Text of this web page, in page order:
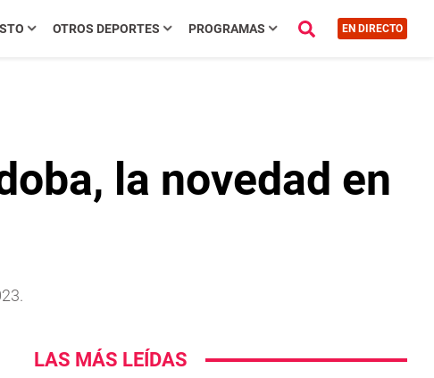
OTROS DEPORTES PROGRAMAS EN DIRECTO
la novedad en
LAS MÁS LEÍDAS